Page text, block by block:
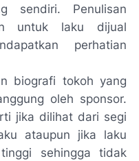
sendiri. Penulisan
untuk laku dijual
perhatian
biografi tokoh yang
oleh sponsor.
jika dilihat dari segi
ataupun jika laku
sehingga tidak